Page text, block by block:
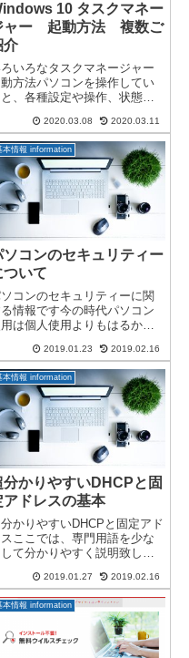
10 タスクマネー
ャー 起動方法 複数ご
介
いろなタスクマネージャー
方法パソコンを操作してい
、各種設定や操作、状態の
を使用することがあります。
からあるタスクマネージャ
すが、起動方法が複数ある
でご紹介します。タスクマネ
ャー5つの起...
2020.03.08 2020.03.11
本情報 information
ソコンのセキュリティー
ついて
コンのセキュリティーに関
情報です今の時代パソコン
は個人使用よりもはるかに
数が多いようです。会社では
コンが必須の時代です。し
一歩間違えば個人情報漏洩
か、会社機密情報漏洩などパ
ンからの情報...
2019.01.23 2019.02.16
本情報 information
分かりやすいDHCPと固
アドレスの基本
かりやすいDHCPと固定アド
スここでは、専門用語を少な
して分かりやすく説明致しま
機能です。パソコンが通信す
めにIPアドレスが必要にな
ますが、設定を間違うと通信
きなくなります。そこで一般
パ...
2019.01.27 2019.02.16
本情報 information